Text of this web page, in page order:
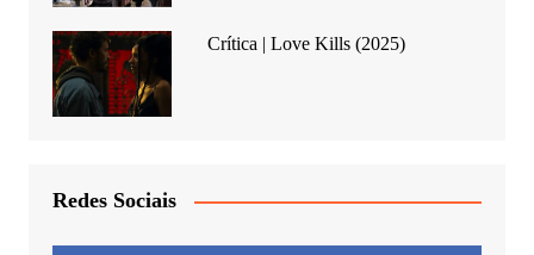
Crítica | Love Kills (2025)
Redes Sociais